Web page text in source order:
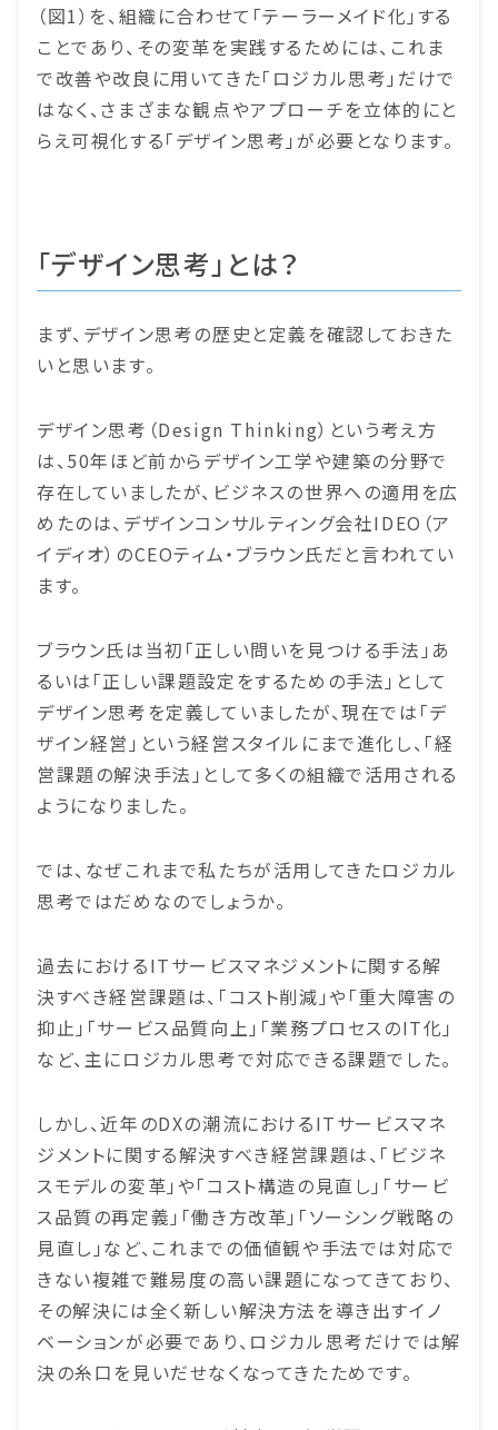
（図1）を、組織に合わせて「テーラーメイド化」する
ことであり、その変革を実践するためには、これま
で改善や改良に用いてきた「ロジカル思考」だけで
はなく、さまざまな観点やアプローチを立体的にと
らえ可視化する「デザイン思考」が必要となります。
「デザイン思考」とは？
まず、デザイン思考の歴史と定義を確認しておきた
いと思います。
デザイン思考（Design Thinking）という考え方
は、50年ほど前からデザイン工学や建築の分野で
存在していましたが、ビジネスの世界への適用を広
めたのは、デザインコンサルティング会社IDEO（ア
イディオ）のCEOティム・ブラウン氏だと言われてい
ます。
ブラウン氏は当初「正しい問いを見つける手法」あ
るいは「正しい課題設定をするための手法」として
デザイン思考を定義していましたが、現在では「デ
ザイン経営」という経営スタイルにまで進化し、「経
営課題の解決手法」として多くの組織で活用される
ようになりました。
では、なぜこれまで私たちが活用してきたロジカル
思考ではだめなのでしょうか。
過去におけるITサービスマネジメントに関する解
決すべき経営課題は、「コスト削減」や「重大障害の
抑止」「サービス品質向上」「業務プロセスのIT化」
など、主にロジカル思考で対応できる課題でした。
しかし、近年のDXの潮流におけるITサービスマネ
ジメントに関する解決すべき経営課題は、「ビジネ
スモデルの変革」や「コスト構造の見直し」「サービ
ス品質の再定義」「働き方改革」「ソーシング戦略の
見直し」など、これまでの価値観や手法では対応で
きない複雑で難易度の高い課題になってきており、
その解決には全く新しい解決方法を導き出すイノ
ベーションが必要であり、ロジカル思考だけでは解
決の糸口を見いだせなくなってきたためです。